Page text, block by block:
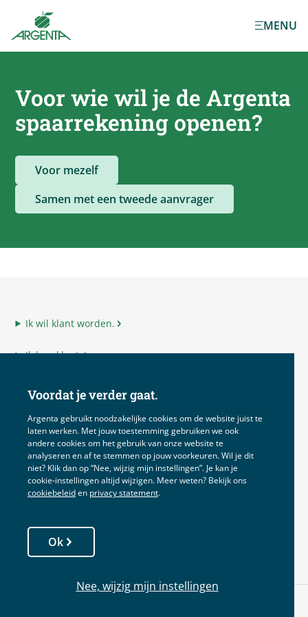
Ga naar de
hoofdinhoud
Voordat je verder gaat.
Argenta gebruikt noodzakelijke cookies om de website juist te
laten werken. Met jouw toestemming gebruiken we ook
andere cookies om het gebruik van onze website te
analyseren en af te stemmen op jouw voorkeuren. Wil je dit
niet? Klik dan op “Nee, wijzig mijn instellingen”. Je kan je
cookie‑instellingen altijd wijzigen. Meer weten? Bekijk ons
cookiebeleiden privacy statement.
Ok
Nee, wijzig mijn instellingen
MENU
Voor wie wil je deArgenta
spaarrekening openen?
Voor mezelf
Samen met een tweede aanvrager
Ik wil klant worden.
Ik ben klant.
Ik ben adviseur.
Ik ben Argenta.
Disclaimer
Privacy
Cookies